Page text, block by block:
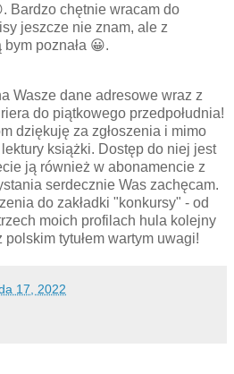
Bardzo chętnie wracam do
jeszcze nie znam, ale z
bym poznała 😀.
Wasze dane adresowe wraz z
do piątkowego przedpołudnia!
dziękuję za zgłoszenia i mimo
książki. Dostęp do niej jest
ją również w abonamencie z
serdecznie Was zachęcam.
do zakładki "konkursy" - od
moich profilach hula kolejny
polskim tytułem wartym uwagi!
17, 2022